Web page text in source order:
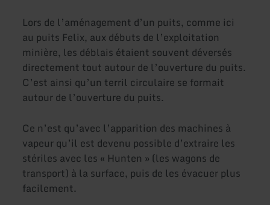
Lors de l’aménagement d’un puits, comme ici
au puits Felix, aux débuts de l’exploitation
minière, les déblais étaient souvent déversés
directement tout autour de l’ouverture du puits.
C’est ainsi qu’un terril circulaire se formait
autour de l’ouverture du puits.
Ce n’est qu’avec l’apparition des machines à
vapeur qu’il est devenu possible d’extraire les
stériles avec les « Hunten » (les wagons de
transport) à la surface, puis de les évacuer plus
facilement.